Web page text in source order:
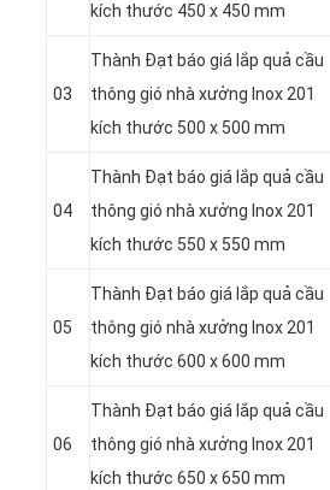
kích thước 450 x 450 mm
03
Thành Đạt báo giá lắp quả cầu
thông gió nhà xưởng Inox 201
kích thước 500 x 500 mm
04
Thành Đạt báo giá lắp quả cầu
thông gió nhà xưởng Inox 201
kích thước 550 x 550 mm
05
Thành Đạt báo giá lắp quả cầu
thông gió nhà xưởng Inox 201
kích thước 600 x 600 mm
06
Thành Đạt báo giá lắp quả cầu
thông gió nhà xưởng Inox 201
kích thước 650 x 650 mm